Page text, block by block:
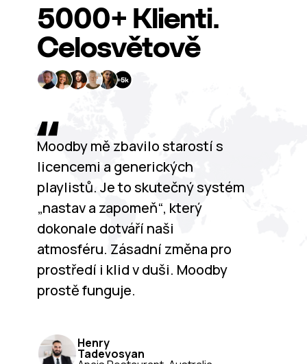
Moodby mě zbavilo starostí s
licencemi a generických
playlistů. Je to skutečný systém
„nastav a zapomeň“, který
dokonale dotváří naši
atmosféru. Zásadní změna pro
prostředí i klid v duši. Moodby
prostě funguje.
Henry
Tadevosyan
5000+ Klienti.
Celosvětově